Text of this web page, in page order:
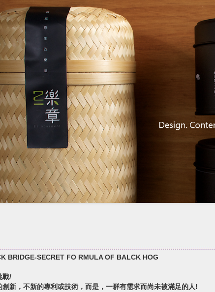
BRIDGE-SECRET FO RMULA OF BALCK HOG
戰/
創新，不新的專利或技術，而是，一群有需求而尚未被滿足的人!